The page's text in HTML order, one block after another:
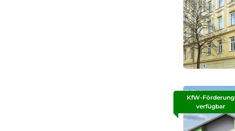
KfW-Förderung
verfügbar